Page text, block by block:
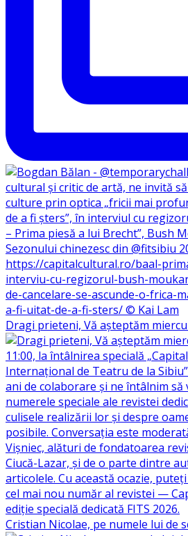
Dragi prieteni, Vă așteptăm
Cristian Nicolae, pe numele lui de